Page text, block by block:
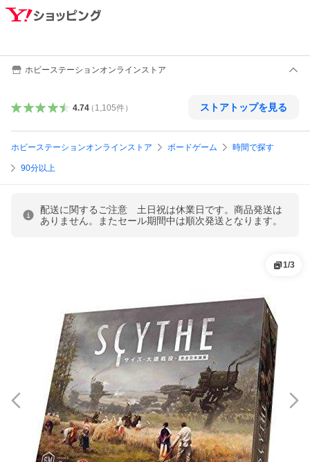
ホビーステーションオンラインストア
4.74（ 1,105件） ストアトップを見る
ホビーステーションオンラインストア ボードゲーム 時間で探す
90分以上
配送に関するご注意 土日祝は休業日です。商品発送は
ありません。またセール期間中は順次発送となります。
1/3